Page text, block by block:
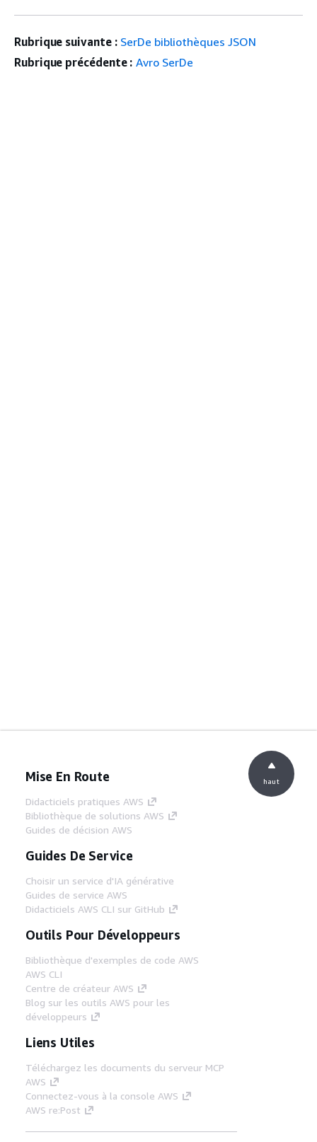
Rubrique suivante : SerDe bibliothèques JSON
Rubrique précédente : Avro SerDe
Mise En Route
Didacticiels pratiques AWS
Bibliothèque de solutions AWS
Guides de décision AWS
Guides De Service
Choisir un service d'IA générative
Guides de service AWS
Didacticiels AWS CLI sur GitHub
Outils Pour Développeurs
Bibliothèque d'exemples de code AWS
AWS CLI
Centre de créateur AWS
Blog sur les outils AWS pour les
développeurs
Liens Utiles
Téléchargez les documents du serveur MCP
AWS
Connectez-vous à la console AWS
AWS re:Post
haut